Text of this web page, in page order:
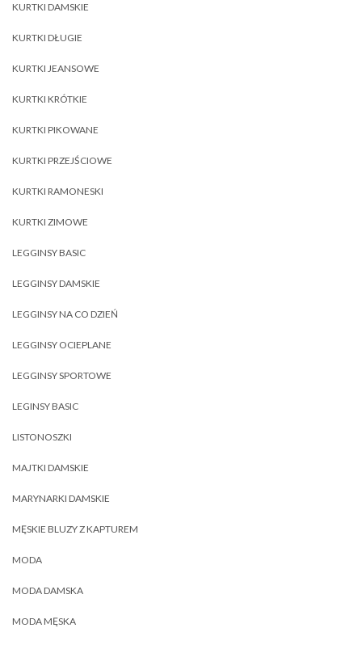
KURTKI DAMSKIE
KURTKI DŁUGIE
KURTKI JEANSOWE
KURTKI KRÓTKIE
KURTKI PIKOWANE
KURTKI PRZEJŚCIOWE
KURTKI RAMONESKI
KURTKI ZIMOWE
LEGGINSY BASIC
LEGGINSY DAMSKIE
LEGGINSY NA CO DZIEŃ
LEGGINSY OCIEPLANE
LEGGINSY SPORTOWE
LEGINSY BASIC
LISTONOSZKI
MAJTKI DAMSKIE
MARYNARKI DAMSKIE
MĘSKIE BLUZY Z KAPTUREM
MODA
MODA DAMSKA
MODA MĘSKA